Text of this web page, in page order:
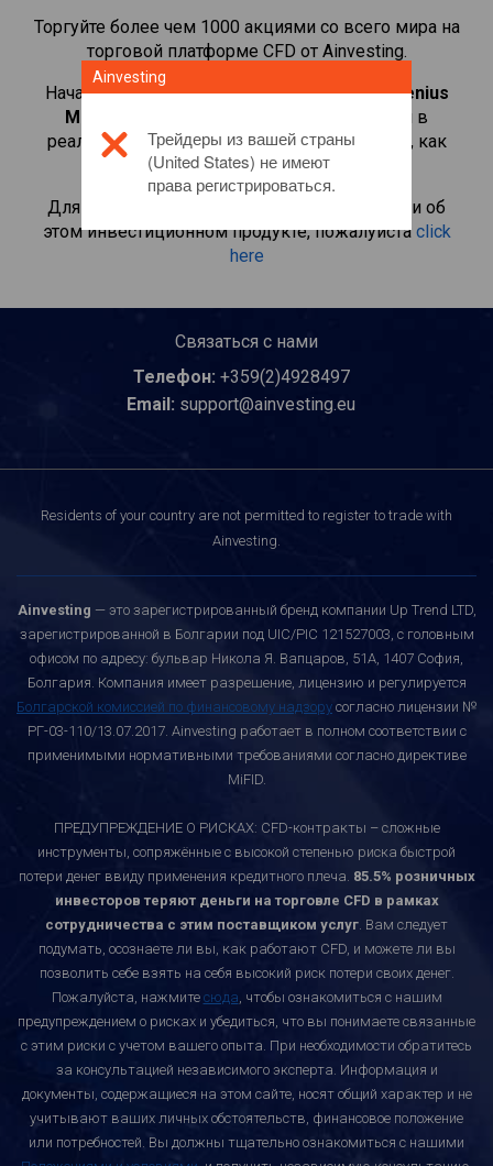
Торгуйте более чем 1000 акциями со всего мира на
торговой платформе CFD от Ainvesting.
Начать торговать CFD-контрактами наFresenius
Medical Care
. Просматривайте котировки в
реальном времени и получайте дивиденды, как
если бы вы владели самой акцией.
Для получения дополнительной информации об
этом инвестиционном продукте, пожалуйста click
here
Связаться с нами
Телефон: +359(2)4928497
Email: support@ainvesting.eu
Residents of your country are not permitted to register to trade with
Ainvesting.
Ainvesting — это зарегистрированный бренд компании Up Trend LTD,
зарегистрированной в Болгарии под UIC/PIC 121527003, с головным
офисом по адресу: бульвар Никола Я. Вапцаров, 51A, 1407 София,
Болгария. Компания имеет разрешение, лицензию и регулируется
Болгарской комиссией по финансовому надзору согласно лицензии №
РГ-03-110/13.07.2017. Ainvesting работает в полном соответствии с
применимыми нормативными требованиями согласно директиве
MiFID.
ПРЕДУПРЕЖДЕНИЕ О РИСКАХ: CFD-контракты – сложные
инструменты, сопряжённые с высокой степенью риска быстрой
потери денег ввиду применения кредитного плеча. 85.5% розничных
инвесторов теряют деньги на торговле CFD в рамках
сотрудничества с этим поставщиком услуг. Вам следует
подумать, осознаете ли вы, как работают CFD, и можете ли вы
позволить себе взять на себя высокий риск потери своих денег.
Пожалуйста, нажмите сюда, чтобы ознакомиться с нашим
предупреждением о рисках и убедиться, что вы понимаете связанные
с этим риски с учетом вашего опыта. При необходимости обратитесь
за консультацией независимого эксперта. Информация и
документы, содержащиеся на этом сайте, носят общий характер и не
учитывают ваших личных обстоятельств, финансовое положение
или потребностей. Вы должны тщательно ознакомиться с нашими
Ainvesting
Трейдеры из вашей страны
(United States) не имеют
права регистрироваться.